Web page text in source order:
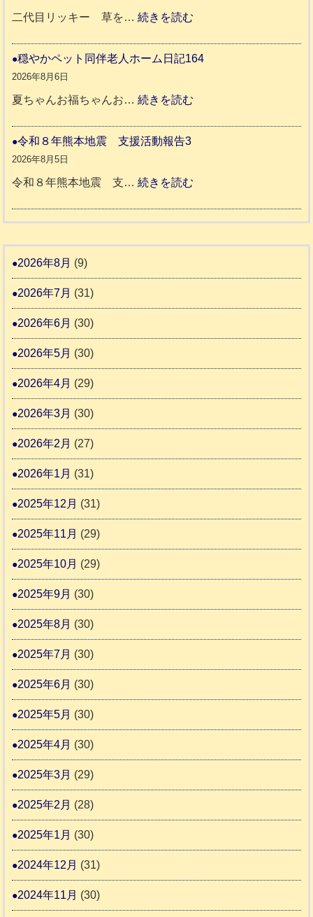
ん
2
年
本
援
市
川
二代目リッキー 草を…続きを読む
和
城
リ
ー
4
穏やかペット同伴老人ホーム日記164
2026年8月6日
夏ちゃんお福ちゃんお…続きを読む
老
6
令和８年熊本地震 支援活動報告3
2026年8月5日
令和８年熊本地震 支…続きを読む
和
熊
震
援
報
2026年8月 (9)
2026年7月 (31)
2026年6月 (30)
2026年5月 (30)
2026年4月 (29)
2026年3月 (30)
2026年2月 (27)
2026年1月 (31)
2025年12月 (31)
2025年11月 (29)
2025年10月 (29)
2025年9月 (30)
2025年8月 (30)
2025年7月 (30)
2025年6月 (30)
2025年5月 (30)
2025年4月 (30)
2025年3月 (29)
2025年2月 (28)
2025年1月 (30)
2024年12月 (31)
2024年11月 (30)